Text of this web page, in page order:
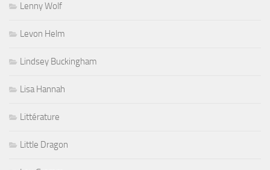
Lenny Wolf
Levon Helm
Lindsey Buckingham
Lisa Hannah
Littérature
Little Dragon